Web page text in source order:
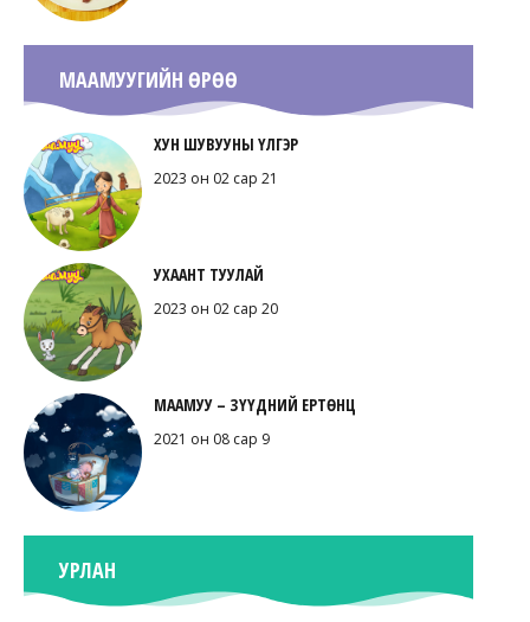
МААМУУГИЙН ӨРӨӨ
ХУН ШУВУУНЫ ҮЛГЭР
2023 он 02 сар 21
УХААНТ ТУУЛАЙ
2023 он 02 сар 20
МААМУУ – ЗҮҮДНИЙ ЕРТӨНЦ
2021 он 08 сар 9
УРЛАН